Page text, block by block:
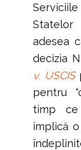
adesea
decizia
v. USCIS
pentru
timp ce
implică